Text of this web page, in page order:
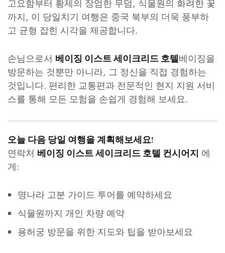
고요함부터 황제의 장엄한 무덤, 식물원의 화려한 꽃
까지, 이 당일치기 여행은 중국 북부의 더욱 풍부하
고 균형 잡힌 시각을 제공합니다.
손님으로서 베이징 이스트 세이크리드 호텔베이징을
방문하는 것뿐만 아니라, 그 정신을 직접 경험하는
것입니다. 편리한 교통편과 전문적인 현지 지원 서비
스를 통해 모든 모험을 손쉽게 경험해 보세요.
오늘 다음 당일 여행을 계획해보세요!
연락처 베이징 이스트 세이크리드 호텔 컨시어지 에
게:
명나라 고분 가이드 투어를 예약하세요
식물원까지 개인 차량 예약
용허궁 방문을 위한 지도와 팁을 받아보세요